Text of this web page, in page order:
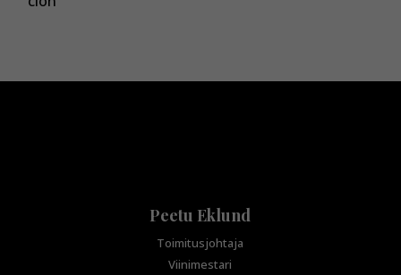
Peetu Eklund
Toimitusjohtaja
Viinimestari